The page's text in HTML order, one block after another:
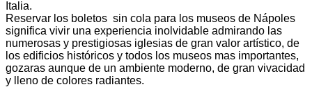
Italia.
Reservar los boletos sin cola para los museos de Nápoles
significa vivir una experiencia inolvidable admirando las
numerosas y prestigiosas iglesias de gran valor artístico, de
los edificios históricos y todos los museos mas importantes,
gozaras aunque de un ambiente moderno, de gran vivacidad
y lleno de colores radiantes.